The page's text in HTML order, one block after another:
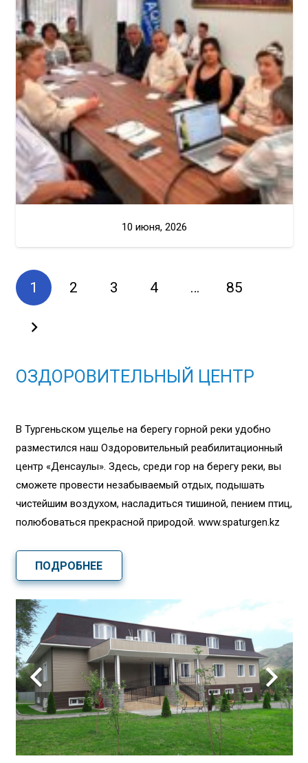
10 июня, 2026
1 2 3 4 … 85
ОЗДОРОВИТЕЛЬНЫЙ ЦЕНТР
В Тургеньском ущелье на берегу горной реки удобно
разместился наш Оздоровительный реабилитационный
центр «Денсаулық». Здесь, среди гор на берегу реки, вы
сможете провести незабываемый отдых, подышать
чистейшим воздухом, насладиться тишиной, пением птиц,
полюбоваться прекрасной природой. www.spaturgen.kz
ПОДРОБНЕЕ